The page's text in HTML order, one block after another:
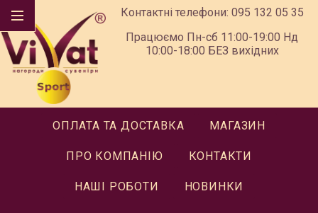
Контактні телефони: 095 132 05 35
Працюємо Пн-сб 11:00-19:00 Нд
10:00-18:00 БЕЗ вихідних
ОПЛАТА ТА ДОСТАВКА МАГАЗИН
ПРО КОМПАНІЮ КОНТАКТИ
НАШІ РОБОТИ НОВИНКИ